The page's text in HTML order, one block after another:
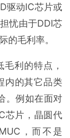
驱动IC芯片或
忧由于DDI芯
的毛利率。
利的特点，
内的其它品类
。例如在面对
芯片，晶圆代
，而不是